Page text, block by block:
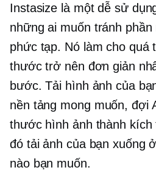
Instasize là mộtdễ sử
những ai muốn tránh
phức tạp. Nó làm cho quá
thước trở nên đơn giản
bước. Tải hình ảnh của
nền tảng mong muốn, đợi
thước hình ảnh thành
đó tải ảnh của bạn xuống
nào bạn muốn.